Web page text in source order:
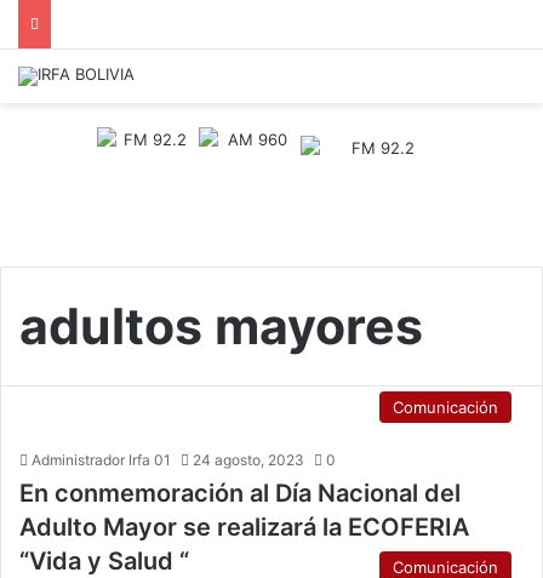
adultos mayores
Comunicación
Administrador Irfa 01 24 agosto, 2023 0
En conmemoración al Día Nacional del
Adulto Mayor se realizará la ECOFERIA
“Vida y Salud “
Comunicación